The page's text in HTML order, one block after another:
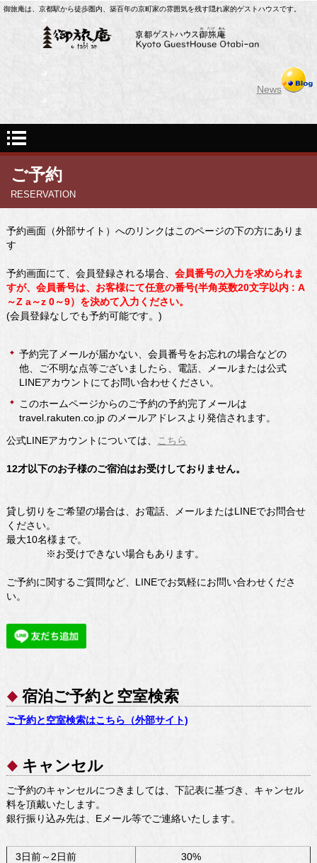
御旅庵は、京都駅から徒歩圏内、築百年の京町家の雰囲気を残す隠れ家的ゲストハウスです。
News
ご予約
RESERVATION
予約画面（外部サイト）へのリンクはこのページの下の方にありま
す
予約画面にて、会員登録される場合、 会員番号の入力を求められま
すが、会員番号は、お客様にて任意の番号(半角英数20文字以内 : A
～Z a～z 0～9）を決めて入力ください。
(会員登録なしでも予約可能です。)
予約完了メールが届かない、会員番号をお忘れの場合などの
他、ご不明な点等ございましたら、電話、メールまたは公式
LINEアカウントにてお問い合わせください。
このホームページからのご予約の予約完了メールは
travel.rakuten.co.jp のメールアドレスより発信されます。
公式LINEアカウントについては、 こちら
12才以下のお子様のご宿泊はお受けしておりません。
貸し切りをご希望の場合は、お電話、メールまたはLINEでお問合せ
ください。
最大10名様まで。
※お受けできない場合もあります。
ご予約に関するご質問など、LINEでお気軽にお問い合わせくださ
い。
宿泊ご予約と空室検索
ご予約と空室検索はこちら（外部サイト)
キャンセル
ご予約のキャンセルにつきましては、下記表に基づき、キャンセル
料を頂戴いたします。
銀行振り込み先は、Eメール等でご連絡いたします。
3日前～2日前
30%